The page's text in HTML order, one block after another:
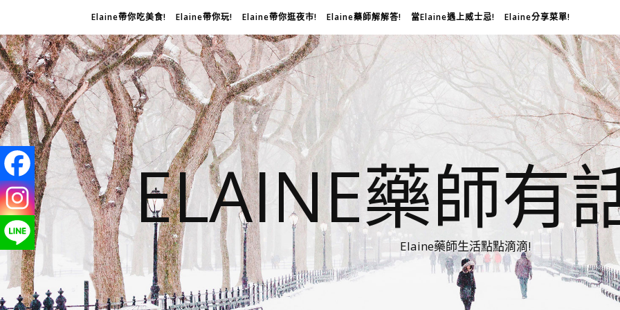
Elaine帶你吃美食! Elaine帶你玩! Elaine帶你逛夜市! Elaine藥師解解答! 當Elaine遇上威士忌! Elaine分享菜單!
ELAINE藥師有
Elaine藥師生活點點滴滴!